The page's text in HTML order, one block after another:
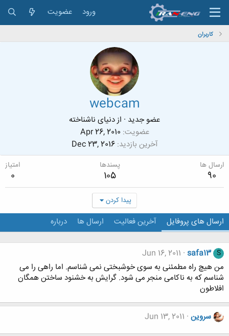
ورود عضویت
کاربران
webcam
عضو جدید · ازدنیای ناشناخته
عضویت Apr 26, 2010
آخرین بازدید Dec 23, 2016
ارسال ها
90
پسندها
105
امتیاز
0
پیدا کردن
ارسال های پروفایل آخرین فعالیت ارسال ها درباره
S
safa13
Jun 16, 2011
من هیچ راه مطمئنی به سوی خوشبختی نمی شناسم. اما راهی را می
شناسم که به ناکامی منجر می شود. گرایش به خشنود ساختن همگان
افلاطون
سروین Jun 13, 2011